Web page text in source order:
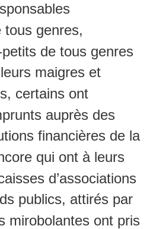
tous genres,
de tous genres
maigres et
certains ont
auprès des
financières de la
qui ont à leurs
d’associations
publics, attirés par
mirobolantes ont pris